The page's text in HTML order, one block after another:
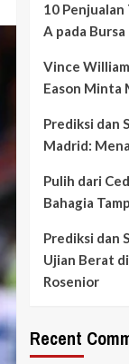
10 Penjualan
A pada
Vince
Eason Minta
Prediksi dan
Madrid:
Pulih dari
Bahagia
Prediksi dan
Ujian Berat
Rosenior
Recent